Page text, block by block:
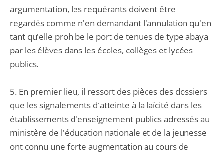
argumentation, les requérants doivent être
regardés comme n'en demandant l'annulation qu'en
tant qu'elle prohibe le port de tenues de type abaya
par les élèves dans les écoles, collèges et lycées
publics.
5. En premier lieu, il ressort des pièces des dossiers
que les signalements d'atteinte à la laïcité dans les
établissements d'enseignement publics adressés au
ministère de l'éducation nationale et de la jeunesse
ont connu une forte augmentation au cours de